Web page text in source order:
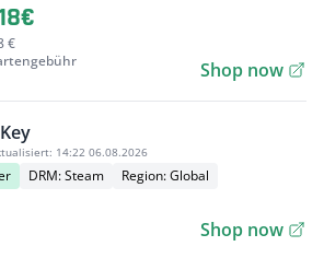
€
Shop now
14:22 06.08.2026
DRM: Steam Region: Global
Shop now